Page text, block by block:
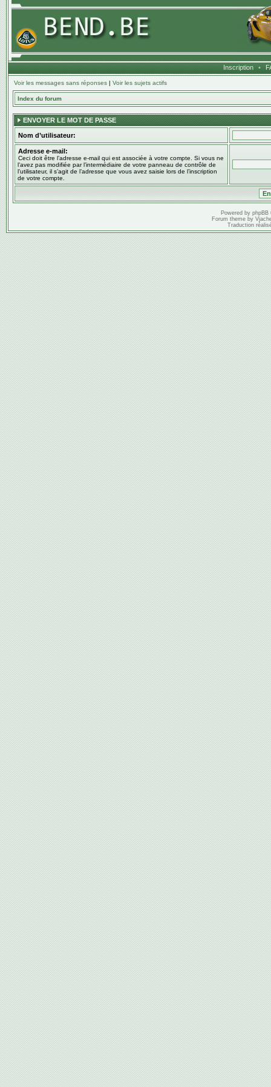
Inscription •
Voir les messages sans réponses | Voir les sujets actifs
Index du forum
ENVOYER LE MOT DE PASSE
Nom d’utilisateur:
Adresse e-mail:
Ceci doit être l’adresse e-mail qui est associée à votre compte. Si vous ne
l’avez pas modifiée par l’intermédiaire de votre panneau de contrôle de
l’utilisateur, il s’agit de l’adresse que vous avez saisie lors de l’inscription
de votre compte.
Powered by phpBB
Forum theme by
Traduction